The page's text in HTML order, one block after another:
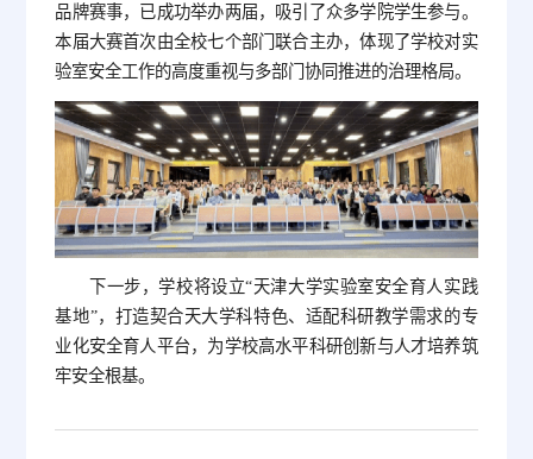
品牌赛事，已成功举办两届，吸引了众多学院学生参与。
本届大赛首次由全校七个部门联合主办，体现了学校对实
验室安全工作的高度重视与多部门协同推进的治理格局。
下一步，学校将设立“天津大学实验室安全育人实践
基地”，打造契合天大学科特色、适配科研教学需求的专
业化安全育人平台，为学校高水平科研创新与人才培养筑
牢安全根基。